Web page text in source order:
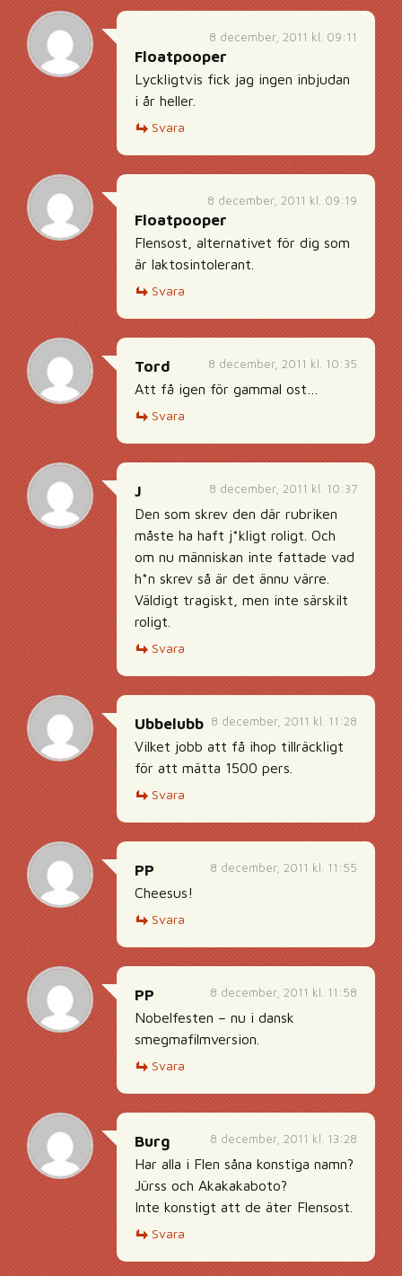
8 december, 2011 kl. 09:11
Floatpooper
Lyckligtvis fick jag ingen inbjudan
i år heller.
Svara
8 december, 2011 kl. 09:19
Floatpooper
Flensost, alternativet för dig som
är laktosintolerant.
Svara
8 december, 2011 kl. 10:35
Tord
Att få igen för gammal ost…
Svara
8 december, 2011 kl. 10:37
J
Den som skrev den där rubriken
måste ha haft j*kligt roligt. Och
om nu människan inte fattade vad
h*n skrev så är det ännu värre.
Väldigt tragiskt, men inte särskilt
roligt.
Svara
8 december, 2011 kl. 11:28
Ubbelubb
Vilket jobb att få ihop tillräckligt
för att mätta 1500 pers.
Svara
8 december, 2011 kl. 11:55
PP
Cheesus!
Svara
8 december, 2011 kl. 11:58
PP
Nobelfesten – nu i dansk
smegmafilmversion.
Svara
8 december, 2011 kl. 13:28
Burg
Har alla i Flen såna konstiga namn?
Jürss och Akakakaboto?
Inte konstigt att de äter Flensost.
Svara